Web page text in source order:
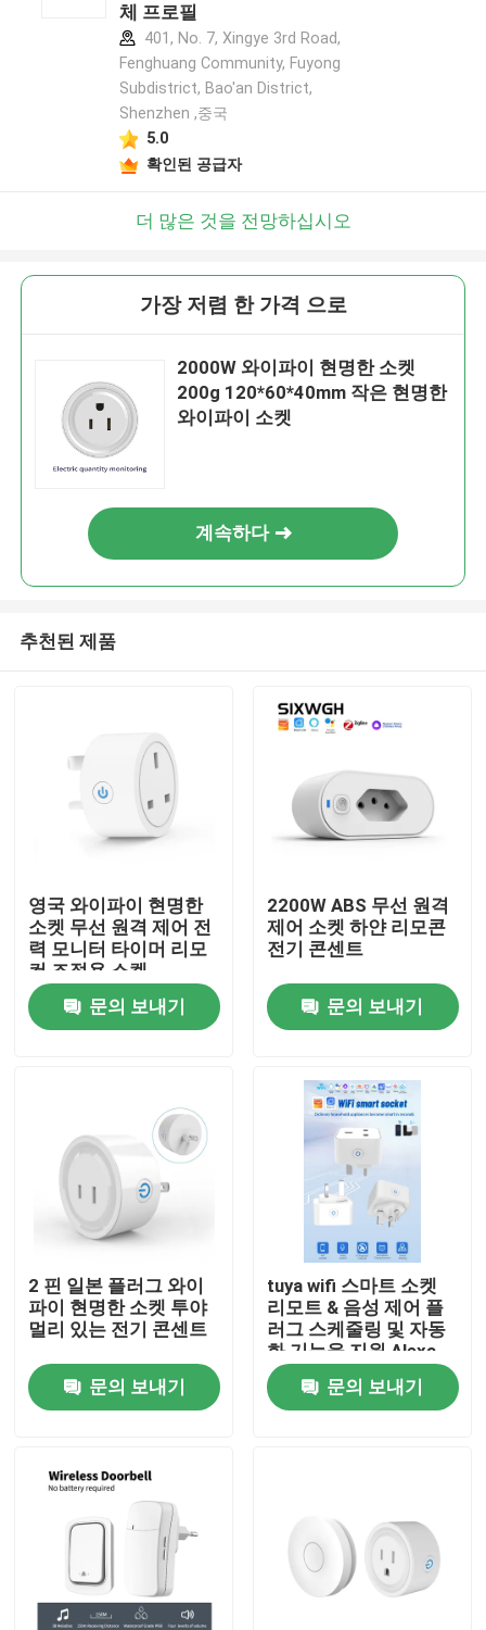
우리에 대하여
공장 여행
품질 관리
연락주세요
인용문을 요구하세요
홈킷 스마트 스위치
와이파이 스마트 스위치
지그비 스마트 스위치
체 프로필
401, No. 7, Xingye 3rd Road,
Fenghuang Community, Fuyong
Subdistrict, Bao'an District,
Shenzhen ,중국
5.0
확인된 공급자
더 많은 것을 전망하십시오
가장 저렴 한 가격 으로
2000W 와이파이 현명한 소켓
200g 120*60*40mm 작은 현명한
와이파이 소켓
계속하다
추천된 제품
영국 와이파이 현명한
소켓 무선 원격 제어 전
력 모니터 타이머 리모
컨 조절용 소켓
문의 보내기
2200W ABS 무선 원격
제어 소켓 하얀 리모콘
전기 콘센트
문의 보내기
2 핀 일본 플러그 와이
파이 현명한 소켓 투야
멀리 있는 전기 콘센트
문의 보내기
tuya wifi 스마트 소켓
리모트 & 음성 제어 플
러그 스케줄링 및 자동
화 기능을 지원 Alexa
음성 제어
문의 보내기